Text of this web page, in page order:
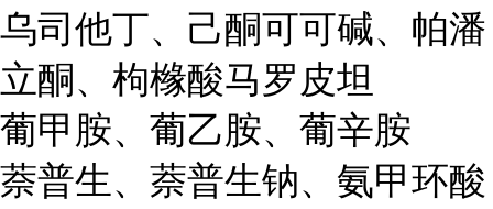
乌司他丁、己酮可可碱、帕潘
立酮、枸橼酸马罗皮坦
葡甲胺、葡乙胺、葡辛胺
萘普生、萘普生钠、氨甲环酸